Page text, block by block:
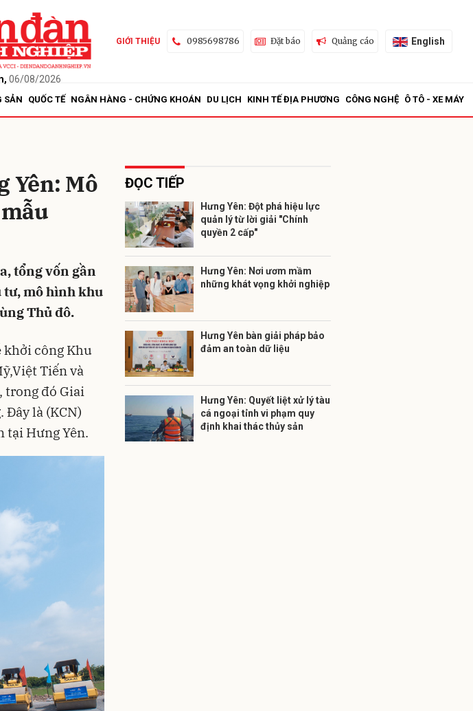
06/08/2026
GIỚI THIỆU 0985698786 Đặt báo Quảng cáo English
SẢN QUỐC TẾ NGÂN HÀNG - CHỨNG KHOÁN DU LỊCH KINH TẾ ĐỊA PHƯƠNG CÔNG NGHỆ Ô TÔ - XE MÁY
Yên: Mô
tổng vốn gần
tư, mô hình khu
Thủ đô.
khởi công Khu
Tiến và
trong đó Giai
Đây là (KCN)
tại Hưng Yên.
ĐỌC TIẾP
Hưng Yên: Đột phá hiệu lực
quản lý từ lời giải "Chính
quyền 2 cấp"
Hưng Yên: Nơi ươm mầm
những khát vọng khởi nghiệp
Hưng Yên bàn giải pháp bảo
đảm an toàn dữ liệu
Hưng Yên: Quyết liệt xử lý tàu
cá ngoại tỉnh vi phạm quy
định khai thác thủy sản
Gửi